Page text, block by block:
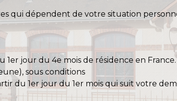
qui dépendent de votre situation
1er jour du 4emois de résidence en France.
sous conditions
du 1erjour du 1er mois qui suit votre